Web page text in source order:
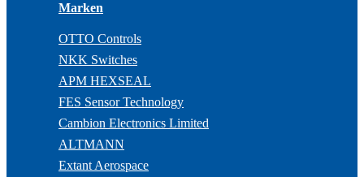
Marken
OTTO Controls
NKK Switches
APM HEXSEAL
FES Sensor Technology
Cambion Electronics Limited
ALTMANN
Extant Aerospace